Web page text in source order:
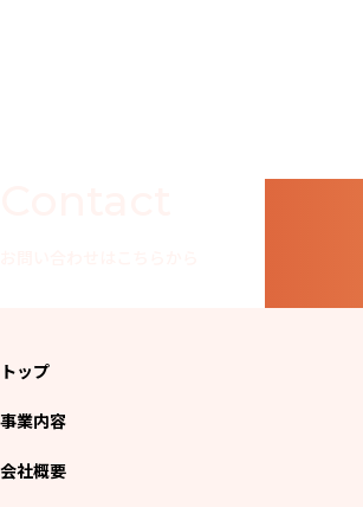
トップ
事業内容
会社概要